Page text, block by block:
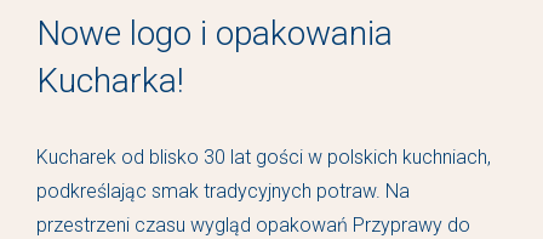
Nowe logo i opakowania
Kucharka!
Kucharek od blisko 30 lat gości w polskich kuchniach,
podkreślając smak tradycyjnych potraw. Na
przestrzeni czasu wygląd opakowań Przyprawy do